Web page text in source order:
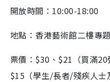
開放時間：10:00-18:00
地點：香港藝術館二樓專
票價：$30、$21（買滿20
$15（學生/長者/殘疾人士